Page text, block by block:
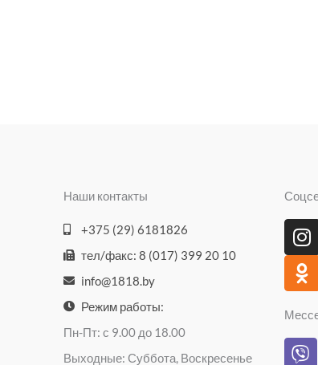
Наши контакты
+375 (29) 6181826
тел/факс: 8 (017) 399 20 10
info@1818.by
Режим работы:
Пн-Пт: с 9.00 до 18.00
Выходные: Суббота, Воскресенье
I
n
s
t
a
r
O
d
n
o
k
a
V